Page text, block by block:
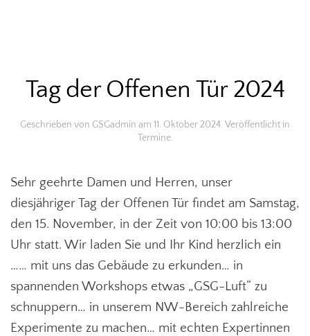
Tag der Offenen Tür 2024
Geschrieben von GSGadmin am 11. Oktober 2024. Veröffentlicht in
Termine.
Sehr geehrte Damen und Herren, unser
diesjähriger Tag der Offenen Tür findet am Samstag,
den 15. November, in der Zeit von 10:00 bis 13:00
Uhr statt. Wir laden Sie und Ihr Kind herzlich ein
…… mit uns das Gebäude zu erkunden… in
spannenden Workshops etwas „GSG-Luft“ zu
schnuppern… in unserem NW-Bereich zahlreiche
Experimente zu machen… mit echten Expertinnen